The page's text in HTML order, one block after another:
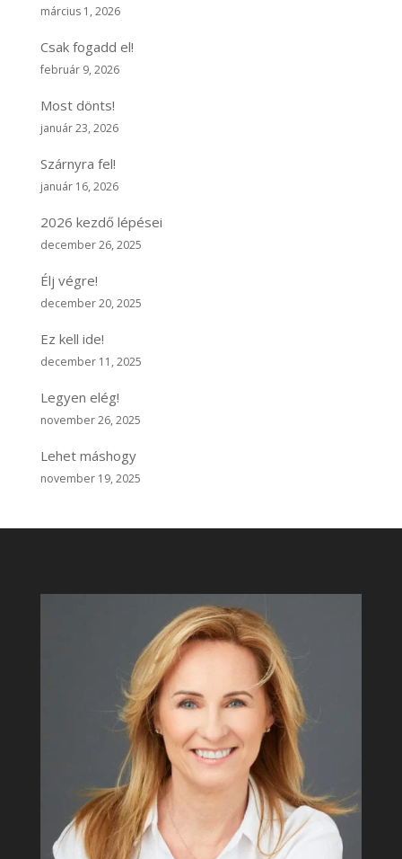
március 1, 2026
Csak fogadd el!
február 9, 2026
Most dönts!
január 23, 2026
Szárnyra fel!
január 16, 2026
2026 kezdő lépései
december 26, 2025
Élj végre!
december 20, 2025
Ez kell ide!
december 11, 2025
Legyen elég!
november 26, 2025
Lehet máshogy
november 19, 2025